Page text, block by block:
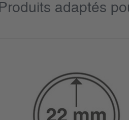
Produits adaptés